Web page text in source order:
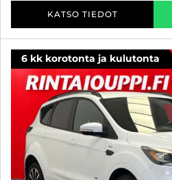
KATSO TIEDOT
6 kk korotonta ja kulutonta